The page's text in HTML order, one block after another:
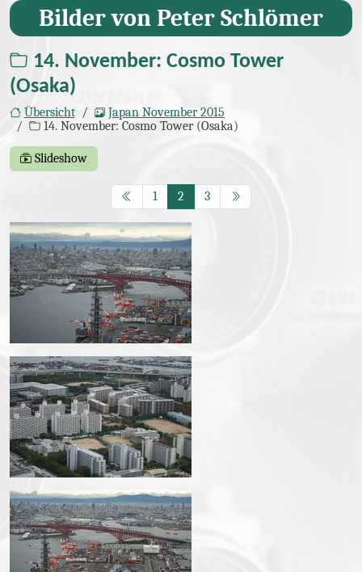
Bilder von Peter Schlömer
14. November: Cosmo Tower
(Osaka)
Übersicht
Japan November 2015
14. November: Cosmo Tower (Osaka)
Slideshow
Seite
1 Seite
2(aktuelle Seite)
Seite
3
img_3582.jpg
img_3584.jpg
img_3586.jpg